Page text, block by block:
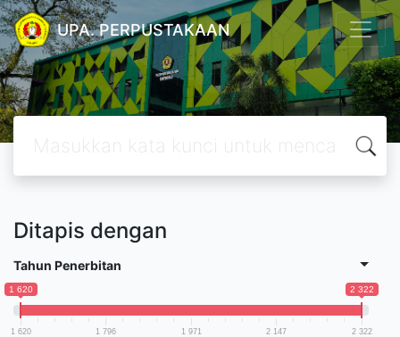
UPA. PERPUSTAKAAN
Ditapis dengan
Tahun Penerbitan
1 620 2 322
1 620 1 796 1 971 2 147 2 322